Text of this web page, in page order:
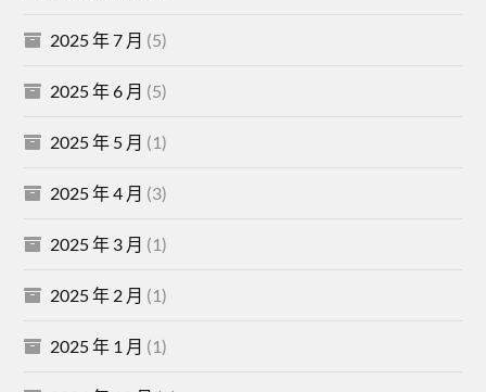
2025 年 7 月 (5)
2025 年 6 月 (5)
2025 年 5 月 (1)
2025 年 4 月 (3)
2025 年 3 月 (1)
2025 年 2 月 (1)
2025 年 1 月 (1)